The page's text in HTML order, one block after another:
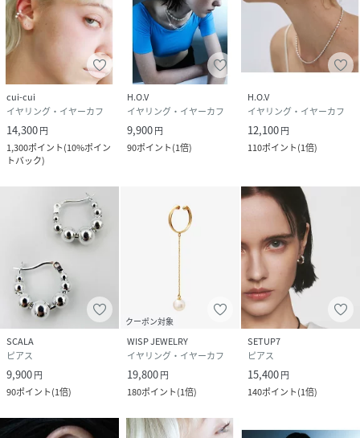
cui-cui
イヤリング・イヤーカフ
14,300円
1,300ポイント(10%ポイン
トバック)
H.O.V
イヤリング・イヤーカフ
9,900円
90ポイント(1倍)
H.O.V
イヤリング・イヤーカフ
12,100円
110ポイント(1倍)
SCALA
ピアス
9,900円
90ポイント(1倍)
クーポン対象
WISP JEWELRY
イヤリング・イヤーカフ
19,800円
180ポイント(1倍)
SETUP7
ピアス
15,400円
140ポイント(1倍)